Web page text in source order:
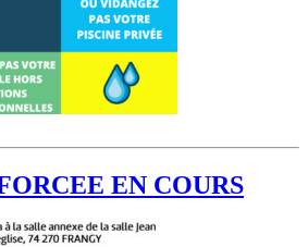
EN COURS